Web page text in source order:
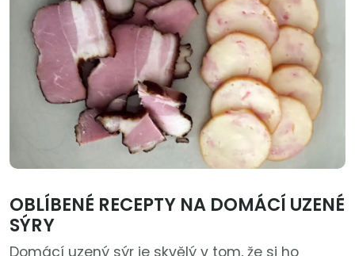
OBLÍBENÉ RECEPTY NA DOMÁCÍ UZENÉ
SÝRY